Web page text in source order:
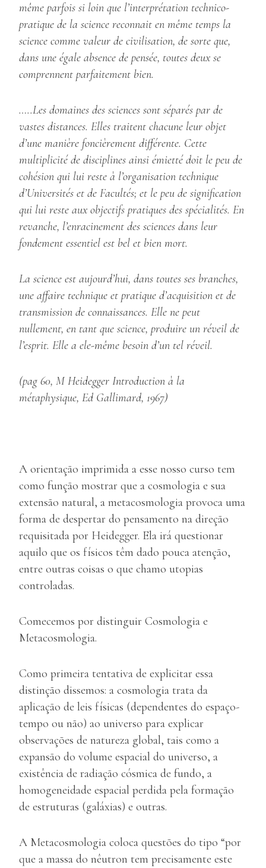
même parfois si loin que l’interprétation technico-
pratique de la science reconnait en même temps la
science comme valeur de civilisation, de sorte que,
dans une égale absence de pensée, toutes deux se
comprennent parfaitement bien.
…..Les domaines des sciences sont séparés par de
vastes distances. Elles traitent chacune leur objet
d’une manière foncièrement différente. Cette
multiplicité de disciplines ainsi émietté doit le peu de
cohésion qui lui reste à l’organisation technique
d’Universités et de Facultés; et le peu de signification
qui lui reste aux objectifs pratiques des spécialités. En
revanche, l’enracinement des sciences dans leur
fondement essentiel est bel et bien mort.
La science est aujourd’hui, dans toutes ses branches,
une affaire technique et pratique d’acquisition et de
transmission de connaissances. Elle ne peut
nullement, en tant que science, produire un réveil de
l’esprit. Elle a ele-même besoin d’un tel réveil.
(pag 60, M Heidegger Introduction à la
métaphysique, Ed Gallimard, 1967)
A orientação imprimida a esse nosso curso tem
como função mostrar que a cosmologia e sua
extensão natural, a metacosmologia provoca uma
forma de despertar do pensamento na direção
requisitada por Heidegger. Ela irá questionar
aquilo que os físicos têm dado pouca atenção,
entre outras coisas o que chamo utopias
controladas.
Comecemos por distinguir Cosmologia e
Metacosmologia.
Como primeira tentativa de explicitar essa
distinção dissemos: a cosmologia trata da
aplicação de leis físicas (dependentes do espaço-
tempo ou não) ao universo para explicar
observações de natureza global, tais como a
expansão do volume espacial do universo, a
existência de radiação cósmica de fundo, a
homogeneidade espacial perdida pela formação
de estruturas (galáxias) e outras.
A Metacosmologia coloca questões do tipo “por
que a massa do nêutron tem precisamente este